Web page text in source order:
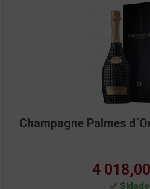
Champagne Palmes
4